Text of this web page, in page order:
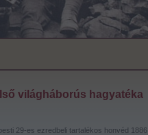
világháborús hagyatéka
29-es ezredbeli tartalékos honvéd 1886.